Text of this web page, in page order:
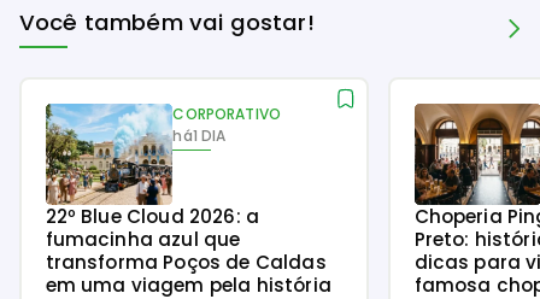
Você também vai gostar!
CORPORATIVO
há1 DIA
22º Blue Cloud 2026: a
fumacinha azul que
transforma Poços de Caldas
em uma viagem pela história
Choperia
Preto:
dicas para
famosa